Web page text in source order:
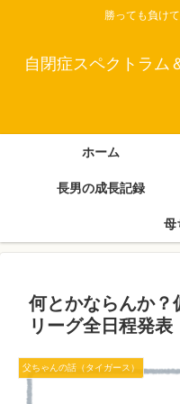
勝っても負け
自閉症スペクトラム
ホーム
長男の成長記録
母
何とかならんか
リーグ全日程発表
父ちゃんの話（タイガース）